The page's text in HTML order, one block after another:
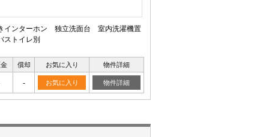
インターホン 独立洗面台 室内洗濯機置
トイレ別
償却 お気に入り 物件詳細
- お気に入り 物件詳細